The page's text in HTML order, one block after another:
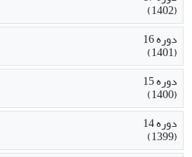
(1402)
دوره 16
(1401)
دوره 15
(1400)
دوره 14
(1399)